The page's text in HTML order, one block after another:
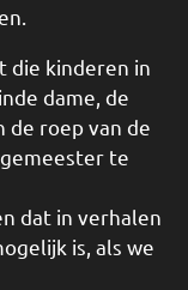
die kinderen in
dame, de
de roep van de
te
dat in verhalen
is, als we